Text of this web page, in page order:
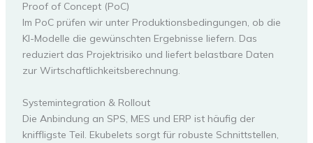
Proof of Concept (PoC)
Im PoC prüfen wir unter Produktionsbedingungen, ob die
KI-Modelle die gewünschten Ergebnisse liefern. Das
reduziert das Projektrisiko und liefert belastbare Daten
zur Wirtschaftlichkeitsberechnung.
Systemintegration & Rollout
Die Anbindung an SPS, MES und ERP ist häufig der
kniffligste Teil. Ekubelets sorgt für robuste Schnittstellen,